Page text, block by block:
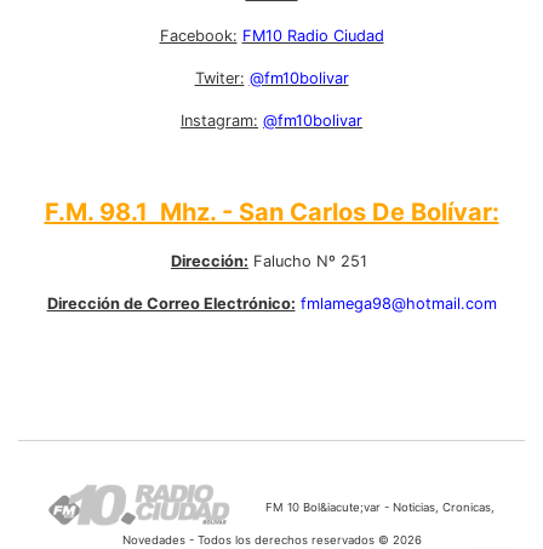
Facebook: FM10 Radio Ciudad
Twiter: @fm10bolivar
Instagram: @fm10bolivar
F.M. 98.1 Mhz. - San Carlos De Bolívar:
Dirección: Falucho Nº 251
Dirección de Correo Electrónico: fmlamega98@hotmail.com
FM 10 Bol&iacute;var - Noticias, Cronicas,
Novedades - Todos los derechos reservados © 2026